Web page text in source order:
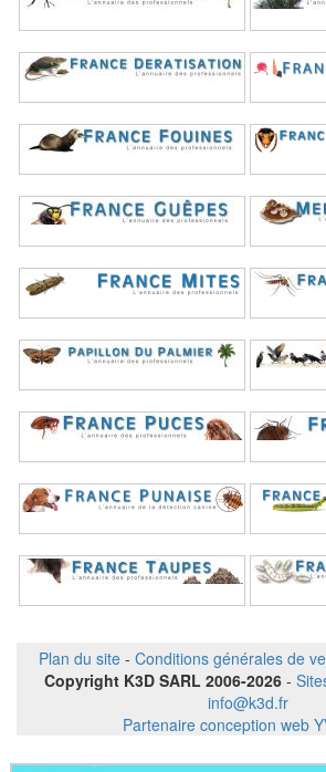
Plan du site - Conditions générales de
Copyright K3D SARL 2006-2026 -
info@k3d.fr
Partenaire conception web